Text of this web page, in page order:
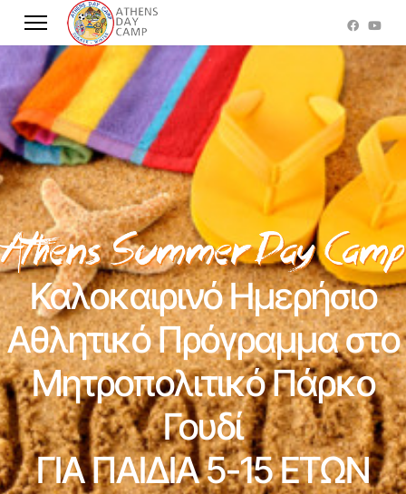
Καλοκαιρινό Ημερήσιο
Αθλητικό Πρόγραμμα στο
Μητροπολιτικό Πάρκο
Γουδί
ΓΙΑ ΠΑΙΔΙΑ 5-15 ΕΤΩΝ